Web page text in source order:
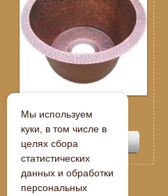
109 250
Мы используем
куки, в том числе в
целях сбора
статистических
данных и обработки
персональных